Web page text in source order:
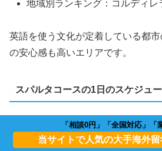
地域別ランキング：コルディレ
英語を使う文化が定着している都
の安心感も高いエリアです。
スパルタコースの1日のスケジュー
スパルタ式は集中的に英語力を強
く追い込む英語学習コースのこと
「相談0円」「全国対応」「
当サイトで人気の大手海外